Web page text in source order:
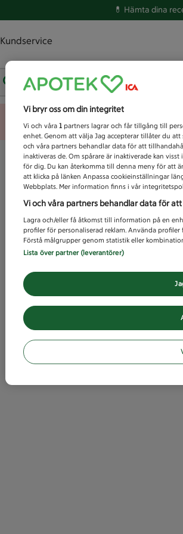
💊 Hämta dina
Kundservice
Vad letar du efter idag?
Vi bryr oss om din integritet
Vi och våra 1 partners lagrar och får tillgång till
enhet. Genom att välja Jag accepterar tillåter du
och våra partners behandlar data för att
inaktiveras de. Om spårare är inaktiverade kan
för dig. Du kan återkomma till denna meny för att
att klicka på länken Anpassa cookieinställningar
Webbplats. Mer information finns i vår
Vi och våra partners behandlar data för
Lagra och/eller få åtkomst till information på en
profiler för personaliserad reklam. Använda
Förstå målgrupper genom statistik eller
Lista över partner (leverantörer)